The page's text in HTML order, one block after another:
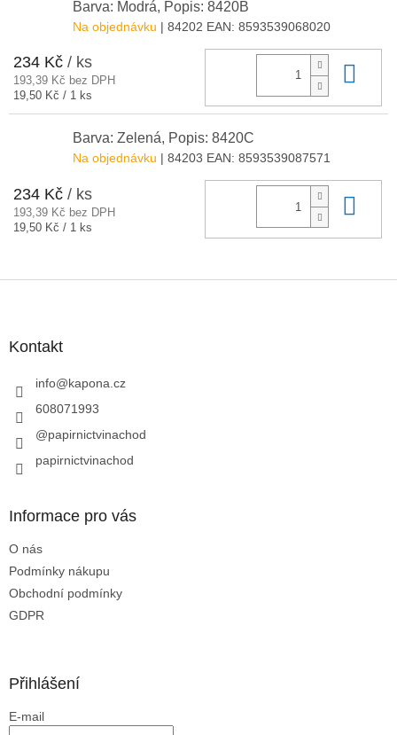
Barva: Modrá, Popis: 8420B
Na objednávku | 84202 EAN: 8593539068020
234 Kč / ks
193,39 Kč bez DPH
Měrná
19,50 Kč / 1 ks
Barva: Zelená, Popis: 8420C
Na objednávku | 84203 EAN: 8593539087571
234 Kč / ks
193,39 Kč bez DPH
Měrná
19,50 Kč / 1 ks
Kontakt
info@kapona.cz
608071993
@papirnictvinachod
papirnictvinachod
Informace pro vás
O nás
Podmínky nákupu
Obchodní podmínky
GDPR
Přihlášení
E-mail